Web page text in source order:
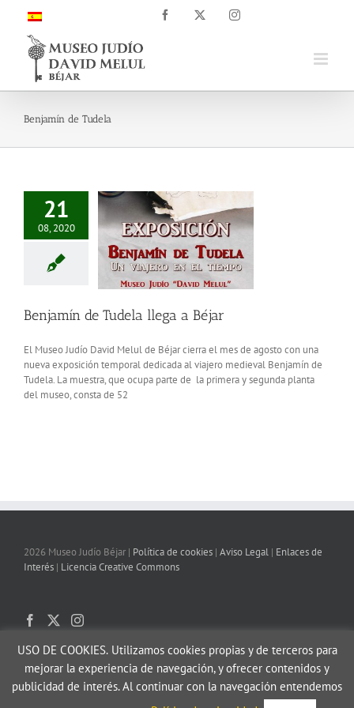
contenido
Facebook Instagram
Benjamín de Tudela
21
08, 2020
Benjamín de Tudela llega a Béjar
El Museo Judío David Melul de Béjar cierra el mes de agosto con una
nueva exposición temporal dedicada al viajero medieval Benjamín de
Tudela. La muestra, que ocupa parte de la primera y segunda planta
del museo, consta de 52
2026 Museo Judío Béjar | Política de cookies | Aviso Legal | Enlaces de
Interés | Licencia Creative Commons
USO DE COOKIES.Utilizamos cookies propias y de terceros para
mejorar la experiencia de navegación, y ofrecer contenidos y
publicidad de interés. Al continuar con la navegación entendemos